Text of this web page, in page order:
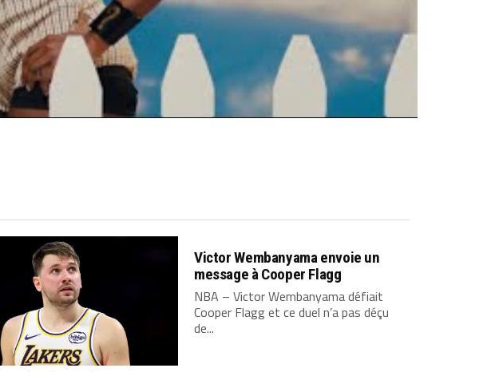
Victor Wembanyama envoie un
message à Cooper Flagg
NBA – Victor Wembanyama défiait
Cooper Flagg et ce duel n’a pas déçu
de...